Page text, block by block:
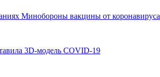
Минобороны вакцины от коронавируса
3D-модель COVID-19